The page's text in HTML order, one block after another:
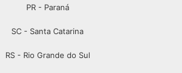
PR - Paraná
SC - Santa Catarina
RS - Rio Grande do Sul